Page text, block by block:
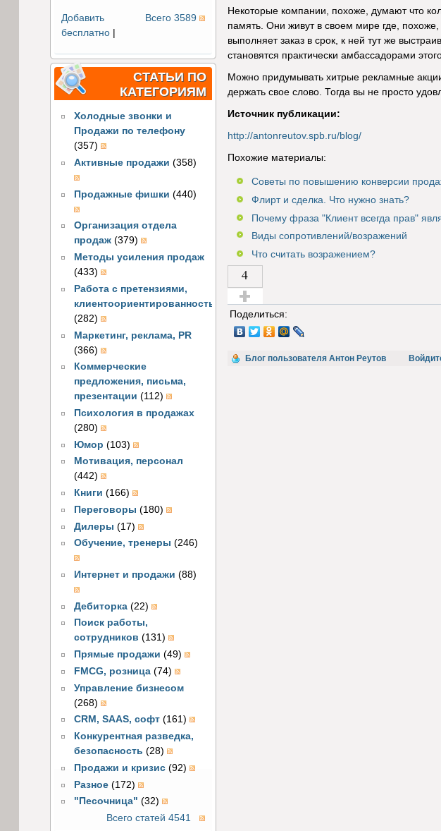
Всего 3589
Добавить
бесплатно|
СТАТЬИ ПО
КАТЕГОРИЯМ
Холодные звонки и
Продажи по телефону
(357)
Активные продажи (358)
Продажные фишки (440)
Организация отдела
продаж (379)
Методы усиления продаж
(433)
Работа с претензиями,
клиентоориентированность
(282)
Маркетинг, реклама, PR
(366)
Коммерческие
предложения, письма,
презентации (112)
Психология в продажах
(280)
Юмор (103)
Мотивация, персонал
(442)
Книги (166)
Переговоры (180)
Дилеры (17)
Обучение, тренеры (246)
Интернет и продажи (88)
Дебиторка (22)
Поиск работы,
сотрудников (131)
Прямые продажи (49)
FMCG, розница (74)
Управление бизнесом
(268)
CRM, SAAS, софт (161)
Конкурентная разведка,
безопасность (28)
Продажи и кризис (92)
Разное (172)
"Песочница" (32)
Всего статей 4541
Некоторые компании, похоже, думают что
память. Они живут в своем мире где,
выполняет заказ в срок, к ней тут же
становятся практически амбассадорами
Можно придумывать хитрые рекламные
держать свое слово. Тогда вы не просто
Источник публикации:
http://antonreutov.spb.ru/blog/
Похожие материалы:
Советы по повышению конверсии
Флирт и сделка. Что нужно знать?
Почему фраза "Клиент всегда прав"
Виды сопротивлений/возражений
Что считать возражением?
4
Голос за!
Поделиться:
Блог пользователя Антон Реутов